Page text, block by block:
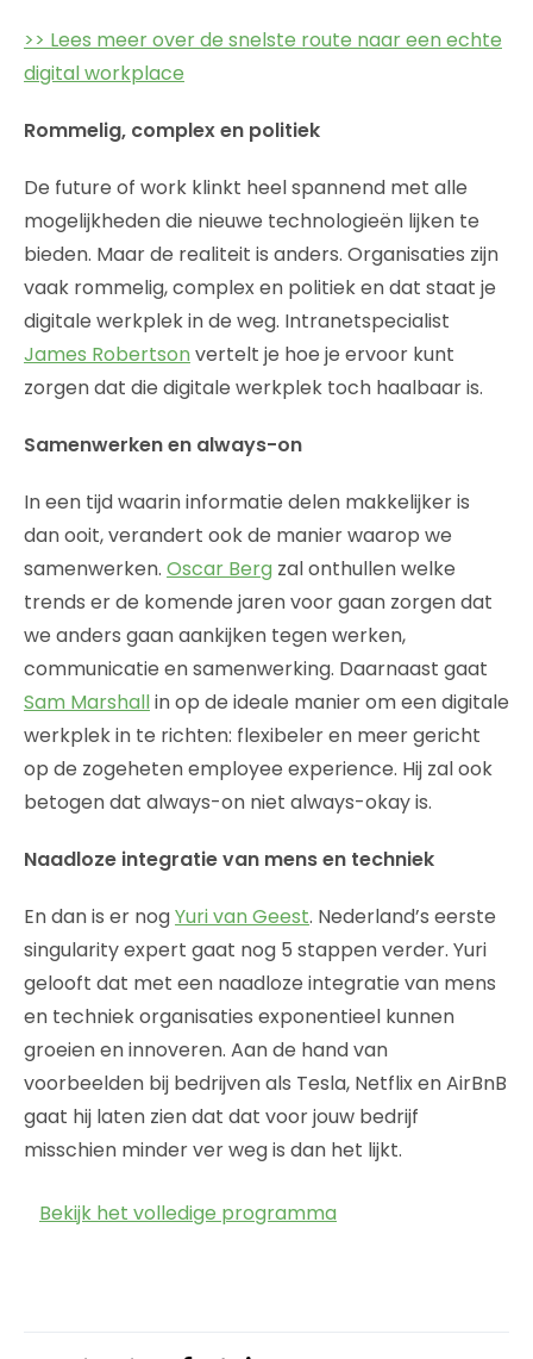
>> Lees meer over de snelste route naar een echte
digital workplace
Rommelig, complex en politiek
De future of work klinkt heel spannend met alle
mogelijkheden die nieuwe technologieën lijken te
bieden. Maar de realiteit is anders. Organisaties zijn
vaak rommelig, complex en politiek en dat staat je
digitale werkplek in de weg. Intranetspecialist
James Robertson vertelt je hoe je ervoor kunt
zorgen dat die digitale werkplek toch haalbaar is.
Samenwerken en always-on
In een tijd waarin informatie delen makkelijker is
dan ooit, verandert ook de manier waarop we
samenwerken. Oscar Berg zal onthullen welke
trends er de komende jaren voor gaan zorgen dat
we anders gaan aankijken tegen werken,
communicatie en samenwerking. Daarnaast gaat
Sam Marshallin op de ideale manier om een digitale
werkplek in te richten: flexibeler en meer gericht
op de zogeheten employee experience. Hij zal ook
betogen dat always-on niet always-okay is.
Naadloze integratie van mens en techniek
En dan is er nogYuri van Geest. Nederland’s eerste
singularity expert gaat nog 5 stappen verder. Yuri
gelooft dat met een naadloze integratie van mens
en techniek organisaties exponentieel kunnen
groeien en innoveren. Aan de hand van
voorbeelden bij bedrijven als Tesla, Netflix en AirBnB
gaat hij laten zien dat dat voor jouw bedrijf
misschien minder ver weg is dan het lijkt.
Bekijk het volledige programma